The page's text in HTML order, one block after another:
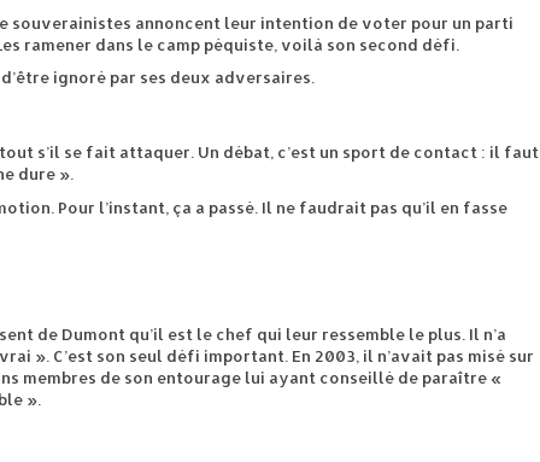
souverainistes annoncent leur intention de voter pour un parti
ramener dans le camp péquiste, voilà son second défi.
ignoré par ses deux adversaires.
s’il se fait attaquer. Un débat, c’est un sport de contact : il faut
dure ».
Pour l’instant, ça a passé. Il ne faudrait pas qu’il en fasse
de Dumont qu’il est le chef qui leur ressemble le plus. Il n’a
». C’est son seul défi important. En 2003, il n’avait pas misé sur
membres de son entourage lui ayant conseillé de paraître «
».